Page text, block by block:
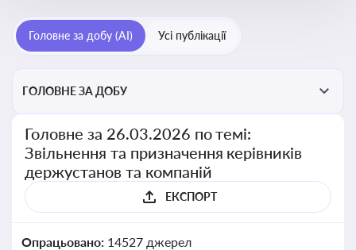
Головне за добу (AI) Усі публікації
ГОЛОВНЕ ЗА ДОБУ
Головне за 26.03.2026 по темі:
Звільнення та призначення керівників
держустанов та компаній
ЕКСПОРТ
Опрацьовано: 14527 джерел